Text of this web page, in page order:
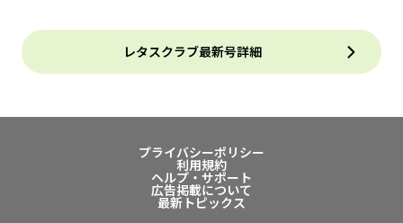
レタスクラブ最新号詳細
プライバシーポリシー
利用規約
ヘルプ・サポート
広告掲載について
最新トピックス